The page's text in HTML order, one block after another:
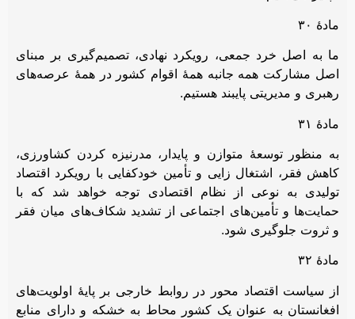
مادۀ ۳۰
ما به اصل خرد جمعی، رویکرد نهادی، تصمیم‌گیری بر مبنای
اصل مشارکت همه جانبه همۀ اقوام کشور در همۀ عرصه‌های
رهبری و مدیریتی پایبند هستیم.
مادۀ ۳۱
به منظور توسعۀ متوازن و پایدار، مدرنیزه کردن کشاورزی،
کاهش فقر، اشتغال زایی و تأمین خودکفایی با رویکرد اقتصاد
تولیدی به نوعی از نظام اقتصادی توجه خواهد شد که با
حمایت‌ها و تأمین‌های اجتماعی از تشدید شکاف‌های میان فقر
و ثروت جلوگیری شود.
مادۀ ۳۲
از سیاست اقتصاد محور در روابط خارجی بر پایۀ اولویت‌های
افغانستان به عنوان یک کشور محاط به خشکه و دارای منابع